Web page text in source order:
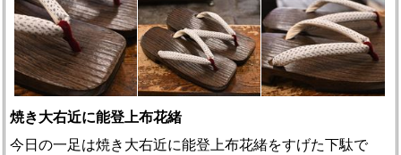
焼き大右近に能登上布花緒
今日の一足は焼き大右近に能登上布花緒をすげた下駄で